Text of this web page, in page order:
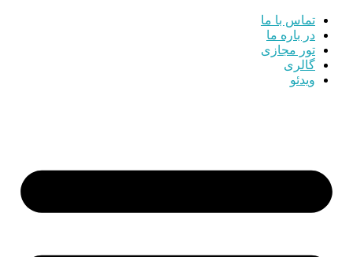
تماس با ما
در باره ما
تور مجازی
گالری
ویدئو